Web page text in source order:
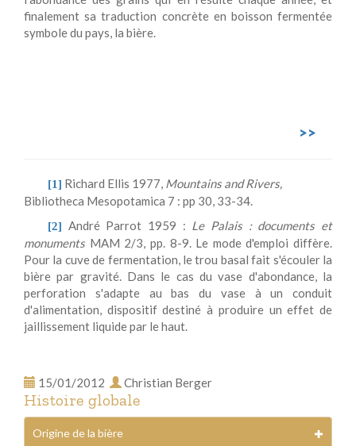
finalement sa traduction concrète en boisson fermentée
symbole du pays, la bière.
>>
[1] Richard Ellis 1977, Mountains and Rivers,
Bibliotheca Mesopotamica 7 : pp 30, 33-34.
[2] André Parrot 1959 : Le Palais : documents et
monumentsMAM 2/3, pp. 8-9. Le mode d'emploi diffère.
Pour la cuve de fermentation, le trou basal fait s'écouler la
bière par gravité. Dans le cas du vase d'abondance, la
perforation s'adapte au bas du vase à un conduit
d'alimentation, dispositif destiné à produire un effet de
jaillissement liquide par le haut.
15/01/2012 Christian Berger
Histoire globale
Origine de la bière